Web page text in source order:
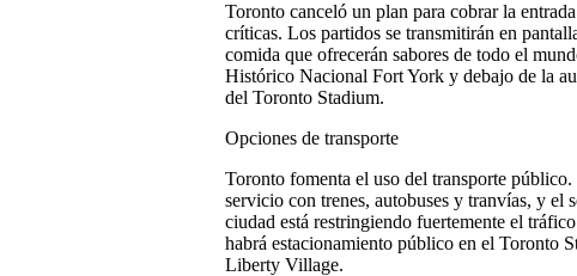
Toronto canceló un plan para cobrar la
críticas. Los partidos se transmitirán en
comida que ofrecerán sabores de todo el
Histórico Nacional Fort York y debajo de la
del Toronto Stadium.
Opciones de transporte
Toronto fomenta el uso del transporte
servicio con trenes, autobuses y tranvías, y el
ciudad está restringiendo fuertemente el
habrá estacionamiento público en el Toronto
Liberty Village.